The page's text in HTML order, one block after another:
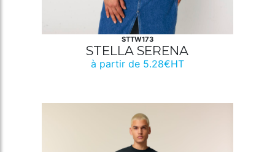
STTW173
STELLA SERENA
à partir de 5.28€HT